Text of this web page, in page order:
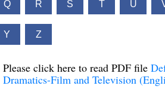
Q R S T U
Y Z
Please click here to read PDF file
Dramatics-Film and Television